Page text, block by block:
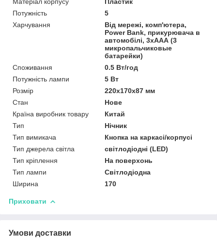
Потужність
5
Харчування
Від мережі, комп'ютера,
Power Bank, прикурювача в
автомобілі, 3хААА (3
микропальчиковые
батарейки)
Споживання
0.5 Вт/год
Потужність лампи
5 Вт
Розмір
220х170х87 мм
Стан
Нове
Країна виробник товару
Китай
Тип
Нічник
Тип вимикача
Кнопка на каркасі/корпусі
Тип джерела світла
світлодіодні (LED)
Тип кріплення
На поверхонь
Тип лампи
Світлодіодна
Ширина
170
Приховати
Умови доставки